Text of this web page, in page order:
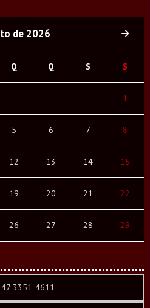
de 2026
Q Q S S
1
5 6 7 8
12 13 14 15
19 20 21 22
26 27 28 29
3351-4611